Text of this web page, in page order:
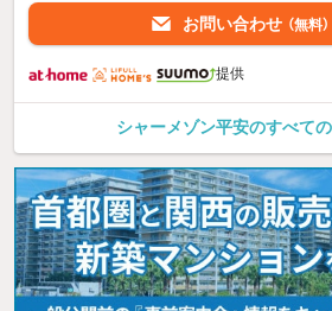
お問い合わせ （無料）
提供
シャーメゾン平安のすべて